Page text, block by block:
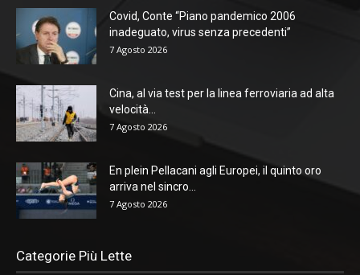
Covid, Conte “Piano pandemico 2006
inadeguato, virus senza precedenti”
7 Agosto 2026
Cina, al via test per la linea ferroviaria ad alta
velocità...
7 Agosto 2026
En plein Pellacani agli Europei, il quinto oro
arriva nel sincro...
7 Agosto 2026
Categorie Più Lette